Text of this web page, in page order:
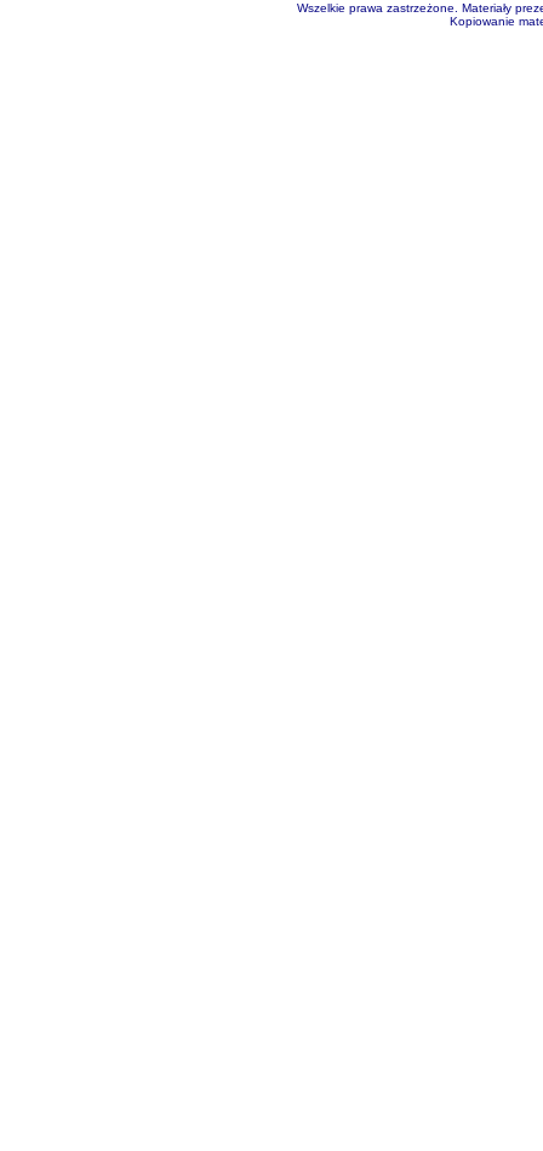
Wszelkie prawa zastrzeżone. Materiały
Kopiowanie